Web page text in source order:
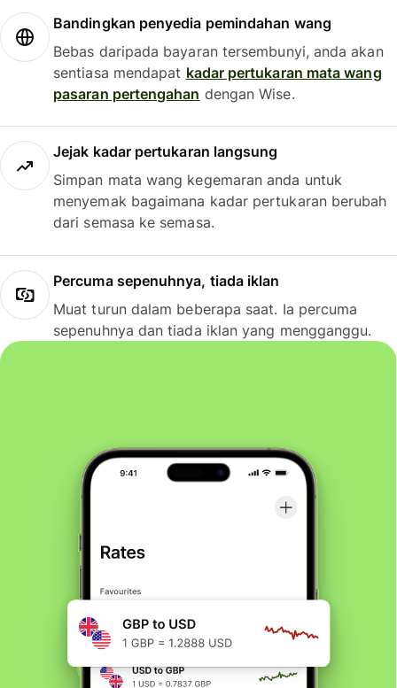
Bandingkan penyedia pemindahan wang
Bebas daripada bayaran tersembunyi, anda akan
sentiasa mendapat kadar pertukaran mata wang
pasaran pertengahan dengan Wise.
Jejak kadar pertukaran langsung
Simpan mata wang kegemaran anda untuk
menyemak bagaimana kadar pertukaran berubah
dari semasa ke semasa.
Percuma sepenuhnya, tiada iklan
Muat turun dalam beberapa saat. Ia percuma
sepenuhnya dan tiada iklan yang mengganggu.